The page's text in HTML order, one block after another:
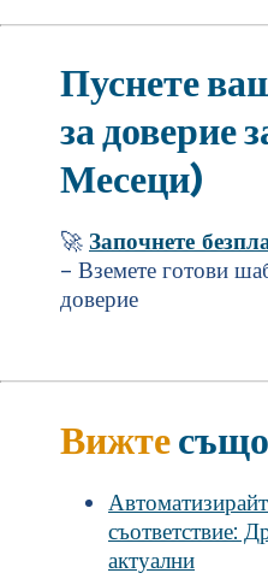
Пуснете
за доверие
Месеци)
🚀 Започнете
– Вземете готови
доверие
Вижтесъщо
съответствие:
актуални